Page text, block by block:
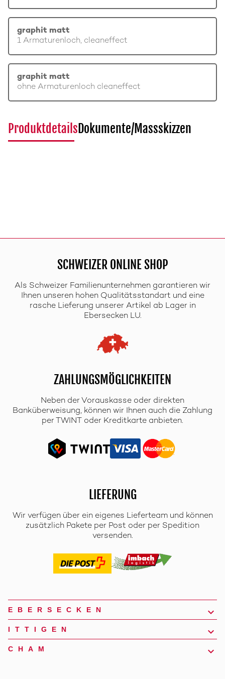
graphit matt
1 Armaturenloch, cleaneffect
graphit matt
ohne Armaturenloch cleaneffect
ProduktdetailsDokumente/Massskizzen
SCHWEIZER ONLINE SHOP
Als Schweizer Familienunternehmen garantieren wir
Ihnen unseren hohen Qualitätsstandart und eine
rasche Lieferung unserer Artikel ab Lager in
Ebersecken LU.
ZAHLUNGSMÖGLICHKEITEN
Neben der Vorauskasse oder direkten
Banküberweisung, können wir Ihnen auch die Zahlung
per TWINT oder Kreditkarte anbieten.
LIEFERUNG
Wir verfügen über ein eigenes Lieferteam und können
zusätzlich Pakete per Post oder per Spedition
versenden.
EBERSECKEN
ITTIGEN
CHAM